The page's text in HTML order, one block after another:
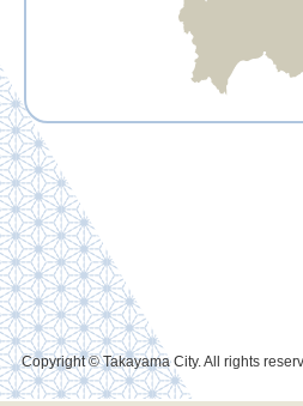
Copyright © Takayama City. All rights